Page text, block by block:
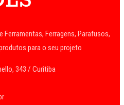
Ferramentas, Ferragens, Parafusos,
para o seu projeto
343 / Curitiba